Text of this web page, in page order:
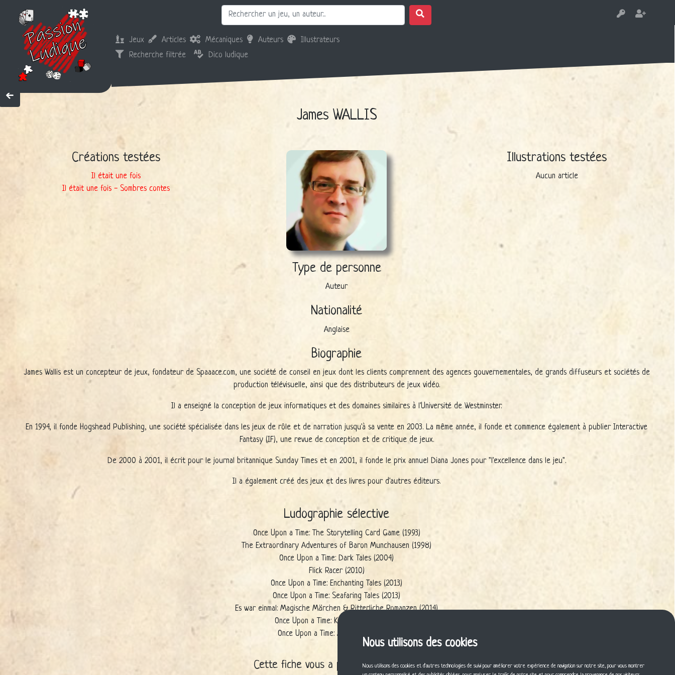
Nous utilisons des cookies
Nous utilisons des cookies et d'autres technologies de suivi pour améliorer votre expérience de navigation sur notre site, pour vous montrer
Jeux Articles Mécaniques Auteurs
Illustrateurs
Recherche filtrée
Dico ludique
James WALLIS
Créations testées
Il était une fois
Il était une fois - Sombres contes
Illustrations testées
Aucun article
Type de personne
Auteur
Nationalité
Anglaise
Biographie
James Wallis est un concepteur de jeux, fondateur de Spaaace.com, une société de conseil en jeux dont les clients comprennent des agences gouvernementales, de grands diffuseurs et sociétés de
production télévisuelle, ainsi que des distributeurs de jeux vidéo.
Il a enseigné la conception de jeux informatiques et des domaines similaires à l'Université de Westminster.
En 1994, il fonde Hogshead Publishing, une société spécialisée dans les jeux de rôle et de narration jusqu'à sa vente en 2003. La même année, il fonde et commence également à publier Interactive
Fantasy (IF), une revue de conception et de critique de jeux.
De 2000 à 2001, il écrit pour le journal britannique Sunday Times et en 2001, il fonde le prix annuel Diana Jones pour "l'excellence dans le jeu".
Il a également créé des jeux et des livres pour d'autres éditeurs.
Ludographie sélective
Once Upon a Time: The Storytelling Card Game (1993)
The Extraordinary Adventures of Baron Munchausen (1998)
Once Upon a Time: Dark Tales (2004)
Flick Racer (2010)
Once Upon a Time: Enchanting Tales (2013)
Once Upon a Time: Seafaring Tales (2013)
Es war einmal: Magische Märchen & Ritterliche Romanzen (2014)
Once Upon a Time: Knightly Tales (2014)
Once Upon a Time: Animal Tales (2016)
Cette fiche vous a plu ? Partagez-la !